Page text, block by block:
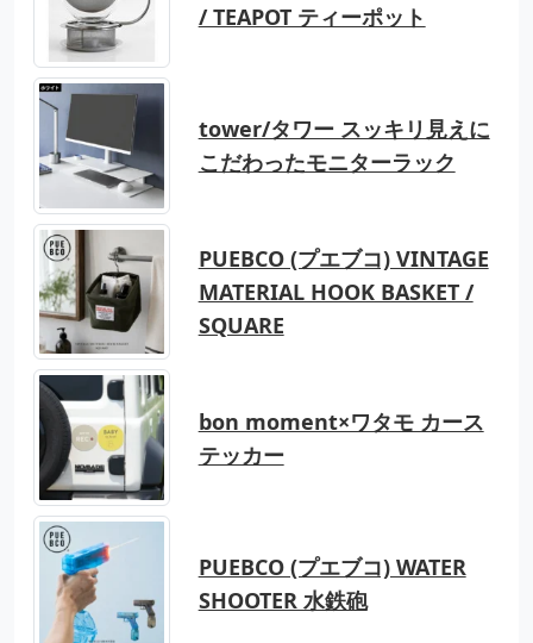
/ TEAPOT ティーポット
tower/タワー スッキリ見えに
こだわったモニターラック
PUEBCO (プエブコ) VINTAGE
MATERIAL HOOK BASKET /
SQUARE
bon moment×ワタモ カース
テッカー
PUEBCO (プエブコ) WATER
SHOOTER 水鉄砲